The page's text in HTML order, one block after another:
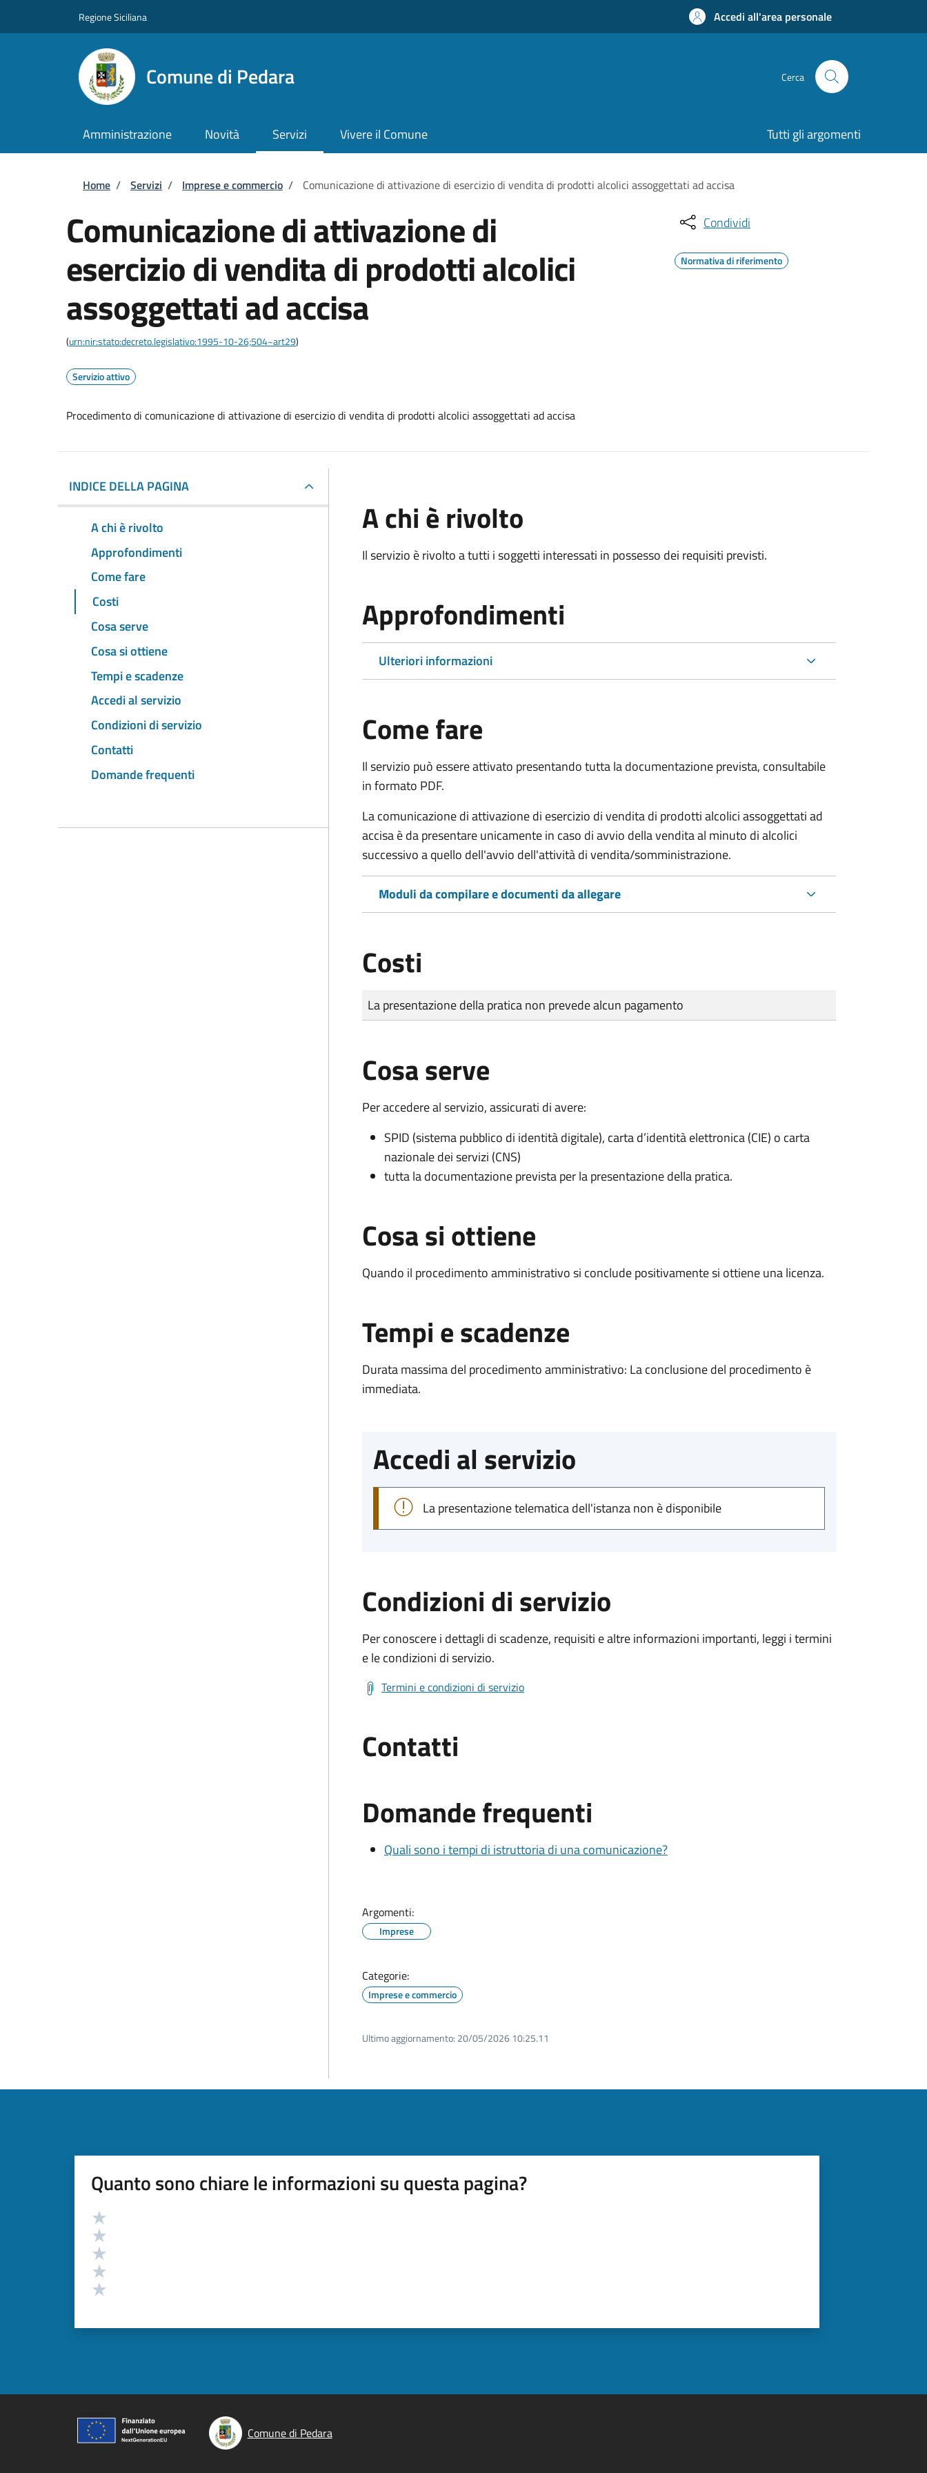
Regione Siciliana Accedi all'area personale
Comune di Pedara Cerca
Amministrazione Novità Servizi Vivere il Comune Tutti gli argomenti
Briciole di pane
Home / Servizi / Imprese e commercio / Comunicazione di attivazione di esercizio di vendita di prodotti alcolici assoggettati ad accisa
Comunicazione di attivazione di
esercizio di vendita di prodotti alcolici
assoggettati ad accisa
(urn:nir:stato:decreto.legislativo:1995-10-26;504~art29)
Servizio attivo
Procedimento di comunicazione di attivazione di esercizio di vendita di prodotti alcolici assoggettati ad accisa
Condividi
Normativa di riferimento
INDICE DELLA PAGINA
A chi è rivolto
Approfondimenti
Come fare
Costi
Cosa serve
Cosa si ottiene
Tempi e scadenze
Accedi al servizio
Condizioni di servizio
Contatti
Domande frequenti
A chi è rivolto
Il servizio è rivolto a tutti i soggetti interessati in possesso dei requisiti previsti.
Approfondimenti
Ulteriori informazioni
Come fare
Il servizio può essere attivato presentando tutta la documentazione prevista, consultabile
in formato PDF.
La comunicazione di attivazione di esercizio di vendita di prodotti alcolici assoggettati ad
accisa è da presentare unicamente in caso di avvio della vendita al minuto di alcolici
successivo a quello dell'avvio dell'attività di vendita/somministrazione.
Moduli da compilare e documenti da allegare
Costi
Tipo di pagamento
Importo
La presentazione della pratica non prevede alcun pagamento
Cosa serve
Per accedere al servizio, assicurati di avere:
SPID (sistema pubblico di identità digitale), carta d’identità elettronica (CIE) o carta
nazionale dei servizi (CNS)
tutta la documentazione prevista per la presentazione della pratica.
Cosa si ottiene
Quando il procedimento amministrativo si conclude positivamente si ottiene una licenza.
Tempi e scadenze
Durata massima del procedimento amministrativo: La conclusione del procedimento è
immediata.
Accedi al servizio
La presentazione telematica dell'istanza non è disponibile
Condizioni di servizio
Per conoscere i dettagli di scadenze, requisiti e altre informazioni importanti, leggi i termini
e le condizioni di servizio.
Termini e condizioni di servizio
Contatti
Domande frequenti
Quali sono i tempi di istruttoria di una comunicazione?
Argomenti:
Imprese
Categorie:
Imprese e commercio
Ultimo aggiornamento: 20/05/2026 10:25.11
Quanto sono chiare le informazioni su questa pagina?
Valutazione
Comune di Pedara